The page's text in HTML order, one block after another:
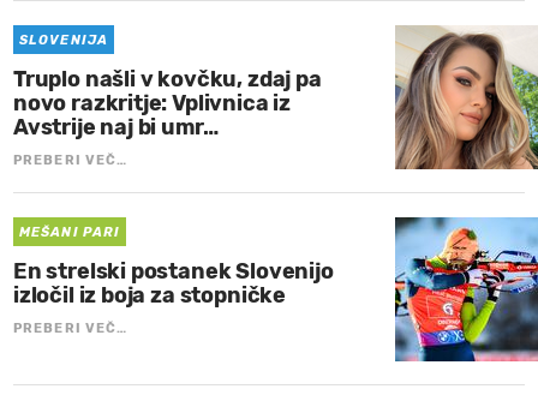
SLOVENIJA
Truplo našli v kovčku, zdaj pa
novo razkritje: Vplivnica iz
Avstrije naj bi umr…
PREBERI VEČ…
MEŠANI PARI
En strelski postanek Slovenijo
izločil iz boja za stopničke
PREBERI VEČ…